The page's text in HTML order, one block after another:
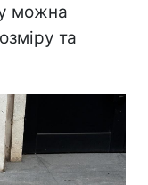
можна
та